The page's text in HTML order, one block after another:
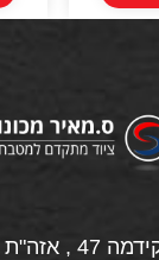
צפוני אשדוד